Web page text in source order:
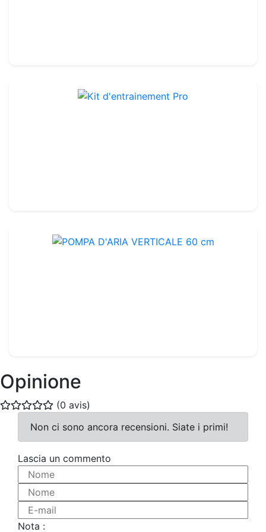
Opinione
(0 avis)
Non ci sono ancora recensioni. Siate i primi!
Lascia un commento
Nome
Nome
E-mail
Nota :